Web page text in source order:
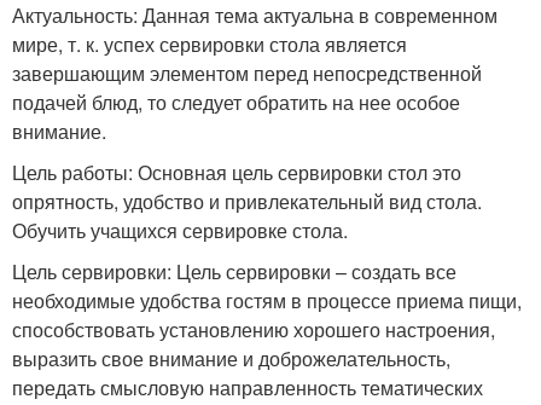
Актуальность: Данная тема актуальна в современном
мире, т. к. успех сервировки стола является
завершающим элементом перед непосредственной
подачей блюд, то следует обратить на нее особое
внимание.
Цель работы: Основная цель сервировки стол это
опрятность, удобство и привлекательный вид стола.
Обучить учащихся сервировке стола.
Цель сервировки: Цель сервировки – создать все
необходимые удобства гостям в процессе приема пищи,
способствовать установлению хорошего настроения,
выразить свое внимание и доброжелательность,
передать смысловую направленность тематических